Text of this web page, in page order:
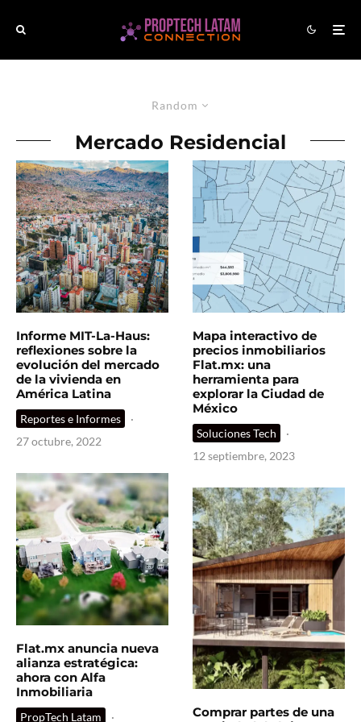
Random
Mercado Residencial
Informe MIT-La-Haus:
reflexiones sobre la
evolución del mercado
de la vivienda en
América Latina
Reportes e Informes
·
27 octubre, 2022
Flat.mx anuncia nueva
alianza estratégica:
ahora con Alfa
Inmobiliaria
PropTech Latam ·
Mapa interactivo de
precios inmobiliarios
Flat.mx: una
herramienta para
explorar la Ciudad de
México
Soluciones Tech
·
12 septiembre, 2023
Comprar partes de una